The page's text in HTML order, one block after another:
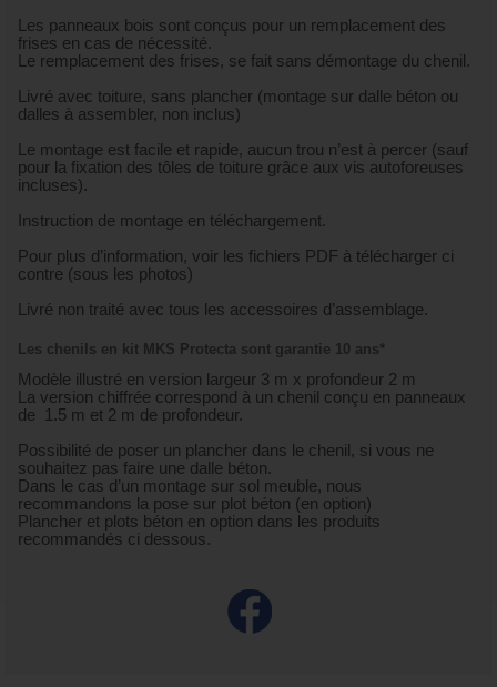
Les panneaux bois sont conçus pour un remplacement des
frises en cas de nécessité.
Le remplacement des frises, se fait sans démontage du chenil.
Livré avec toiture, sans plancher (montage sur dalle béton ou
dalles à assembler, non inclus)
Le montage est facile et rapide, aucun trou n’est à percer (sauf
pour la fixation des tôles de toiture grâce aux vis autoforeuses
incluses).
Instruction de montage en téléchargement.
Pour plus d’information, voir les fichiers PDF à télécharger ci
contre (sous les photos)
Livré non traité avec tous les accessoires d’assemblage.
Les chenils en kit MKS Protecta sont garantie 10 ans*
Modèle illustré en version largeur 3 m x profondeur 2 m
La version chiffrée correspond à un chenil conçu en panneaux
de 1.5 m et 2 m de profondeur.
Possibilité de poser un plancher dans le chenil, si vous ne
souhaitez pas faire une dalle béton.
Dans le cas d’un montage sur sol meuble, nous
recommandons la pose sur plot béton (en option)
Plancher et plots béton en option dans les produits
recommandés ci dessous.